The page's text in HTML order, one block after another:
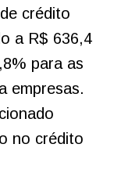
crédito
a R$ 636,4
para as
empresas.
no crédito